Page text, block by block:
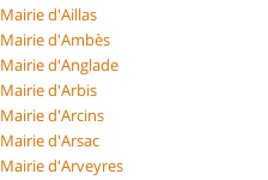
Mairie d'Aillas
Mairie d'Ambès
Mairie d'Anglade
Mairie d'Arbis
Mairie d'Arcins
Mairie d'Arsac
Mairie d'Arveyres